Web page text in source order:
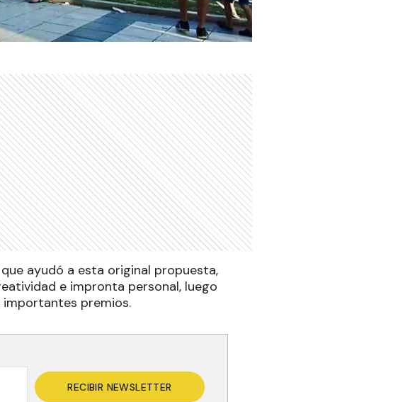
ayudó a esta original propuesta,
e impronta personal, luego
premios.
RECIBIR NEWSLETTER